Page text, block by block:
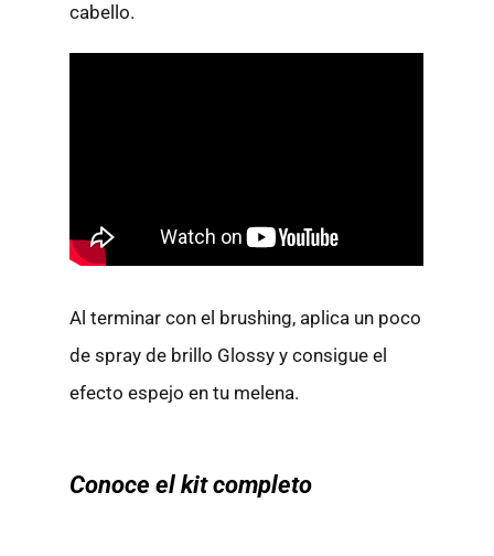
cabello.
Al terminar con el brushing, aplica un poco
de spray de brillo Glossy y consigue el
efecto espejo en tu melena.
Conoce el kit completo